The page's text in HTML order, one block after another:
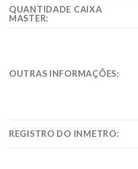
QUANTIDADE CAIXA
MASTER:
OUTRAS INFORMAÇÕES:
REGISTRO DO INMETRO: